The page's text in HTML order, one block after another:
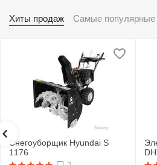
Хиты продаж Самые популярные
Снегоуборщик Hyundai S
1176